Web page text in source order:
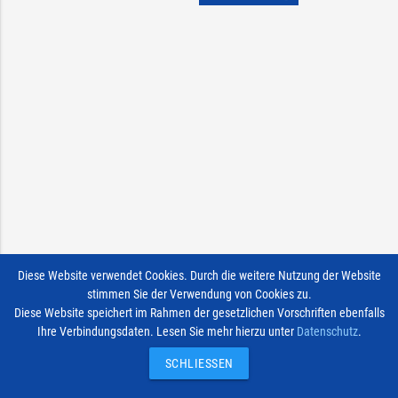
Diese Website verwendet Cookies. Durch die weitere Nutzung der Website
stimmen Sie der Verwendung von Cookies zu.
Diese Website speichert im Rahmen der gesetzlichen Vorschriften ebenfalls
Ihre Verbindungsdaten. Lesen Sie mehr hierzu unter Datenschutz.
SCHLIESSEN